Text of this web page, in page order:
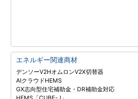
エネルギー関連商材
デンソーV2HオムロンV2X切替器
AIクラウドHEMS
GX志向型住宅補助金・DR補助金対応